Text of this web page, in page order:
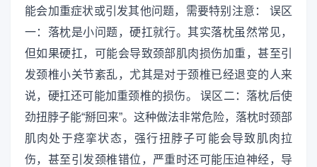
能会加重症状或引发其他问题，需要特别注意： 误区
一：落枕是小问题，硬扛就行。其实落枕虽然常见，
但如果硬扛，可能会导致颈部肌肉损伤加重，甚至引
发颈椎小关节紊乱，尤其是对于颈椎已经退变的人来
说，硬扛还可能加重颈椎的损伤。 误区二：落枕后使
劲扭脖子能“掰回来”。这种做法非常危险，落枕时颈部
肌肉处于痉挛状态，强行扭脖子可能会导致肌肉拉
伤，甚至引发颈椎错位，严重时还可能压迫神经，导